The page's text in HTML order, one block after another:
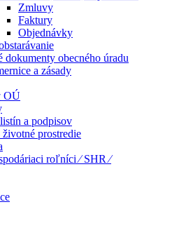
Zmluvy
Faktury
Objednávky
dokumenty obecného úradu
a zásady
OÚ
a podpisov
prostredie
roľníci ⁄ SHR ⁄